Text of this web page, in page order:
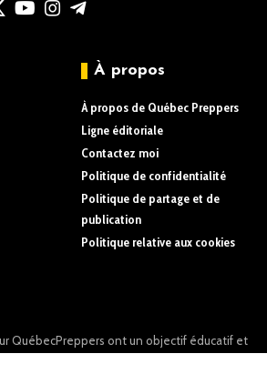
À propos
À propos de Québec Preppers
Ligne éditoriale
Contactez moi
Politique de confidentialité
Politique de partage et de
publication
Politique relative aux cookies
QuébecPreppers ont un objectif éducatif et